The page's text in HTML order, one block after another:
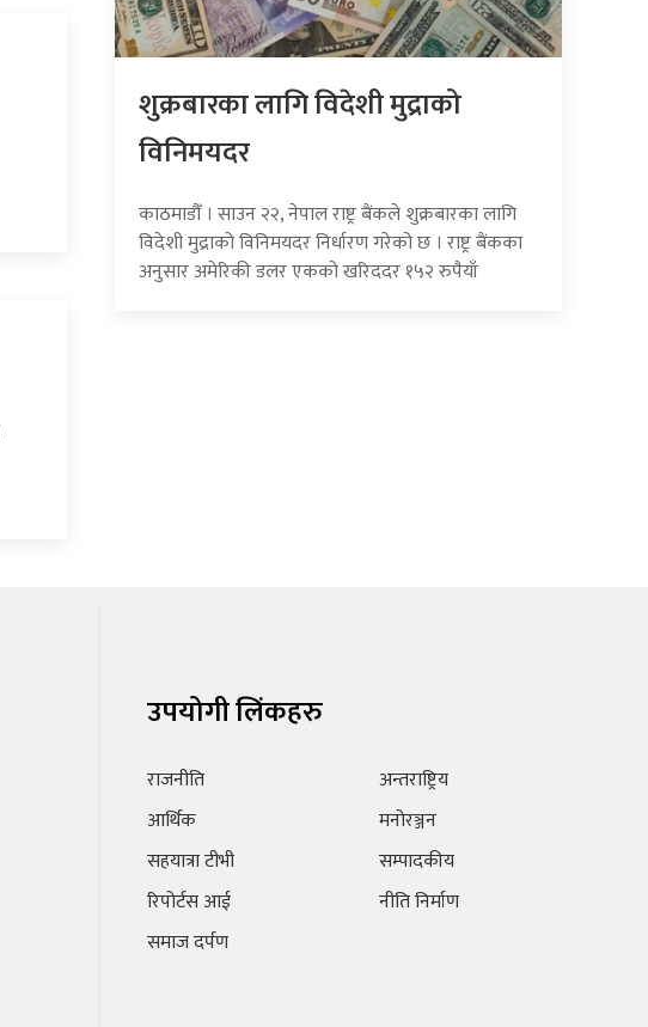
शुक्रबारका लागि विदेशी मुद्राको
विनिमयदर
काठमाडौँ । साउन २२, नेपाल राष्ट्र बैंकले शुक्रबारका लागि
विदेशी मुद्राको विनिमयदर निर्धारण गरेको छ । राष्ट्र बैंकका
अनुसार अमेरिकी डलर एकको खरिददर १५२ रुपैयाँ
उपयोगी लिंकहरु
राजनीति
आर्थिक
सहयात्रा टीभी
रिपोर्टस आई
समाज दर्पण
अन्तराष्ट्रिय
मनोरञ्जन
सम्पादकीय
नीति निर्माण